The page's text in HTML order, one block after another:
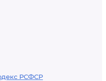
РСФСР